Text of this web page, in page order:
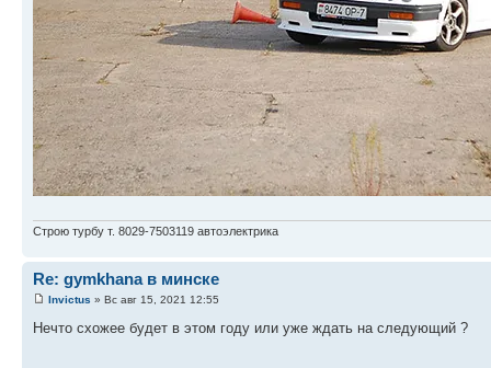
Строю турбу т. 8029-7503119 автоэлектрика
Re: gymkhana в минске
Invictus » Вс авг 15, 2021 12:55
Нечто схожее будет в этом году или уже ждать на следующий ?